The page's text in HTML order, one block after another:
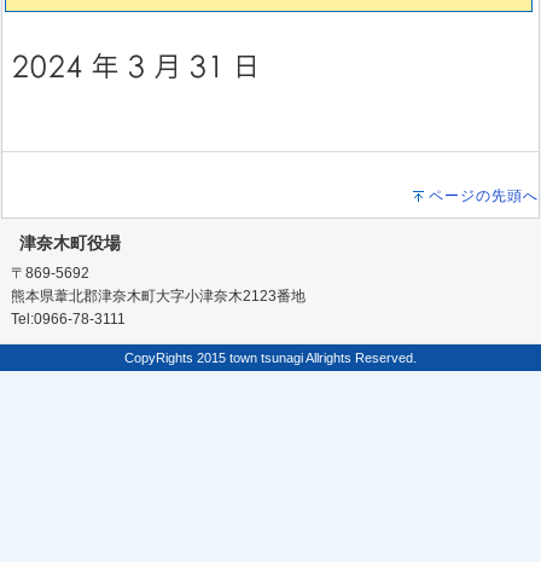
ページの先頭へ
津奈木町役場
〒869-5692
熊本県葦北郡津奈木町大字小津奈木2123番地
Tel:0966-78-3111
CopyRights 2015 town tsunagi Allrights Reserved.